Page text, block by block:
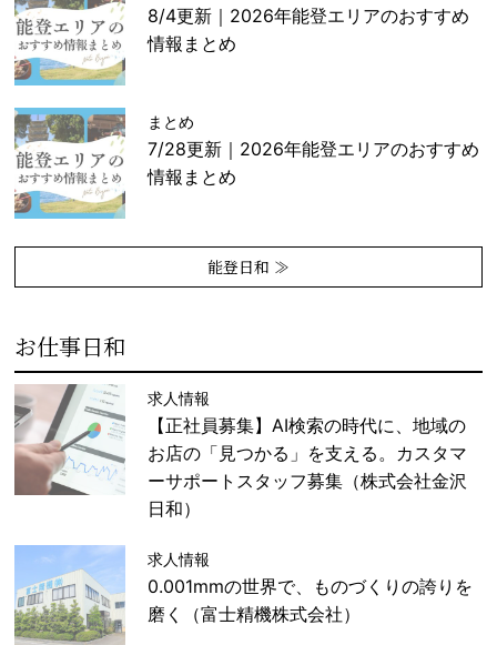
8/4更新｜2026年能登エリアのおすすめ
情報まとめ
まとめ
7/28更新｜2026年能登エリアのおすすめ
情報まとめ
能登日和 ≫
お仕事日和
求人情報
【正社員募集】AI検索の時代に、地域の
お店の「見つかる」を支える。カスタマ
ーサポートスタッフ募集（株式会社金沢
日和）
求人情報
0.001mmの世界で、ものづくりの誇りを
磨く（富士精機株式会社）